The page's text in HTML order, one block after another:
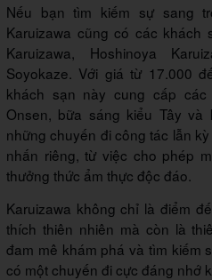
Nếu bạn tìm kiếm sự sang
Karuizawa cũng có các khách
Karuizawa, Hoshinoya
Soyokaze. Với giá từ 17.000
khách sạn này cung cấp
Onsen, bữa sáng kiểu Tây
những chuyến đi công tác lẫn
nhấn riêng, từ việc cho phép
thưởng thức ẩm thực độc đáo.
Karuizawa không chỉ là điểm
thích thiên nhiên mà còn là
đam mê khám phá và tìm kiếm
có một chuyến đi cực đáng nhớ